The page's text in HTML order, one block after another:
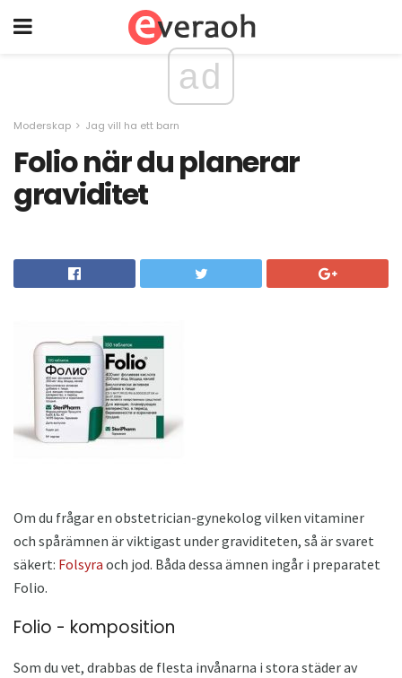
ad
Moderskap Jag vill ha ett barn
Folio när du planerar
graviditet
Om du frågar en obstetrician-gynekolog vilken vitaminer
och spårämnen är viktigast under graviditeten, så är svaret
säkert: Folsyra och jod. Båda dessa ämnen ingår i preparatet
Folio.
Folio - komposition
Som du vet, drabbas de flesta invånarna i stora städer av